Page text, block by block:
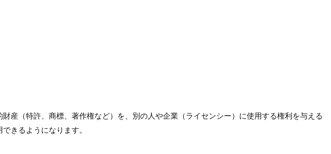
産（特許、商標、著作権など）を、別の人や企業（ライセンシー）に使用する権利を与える
きるようになります。